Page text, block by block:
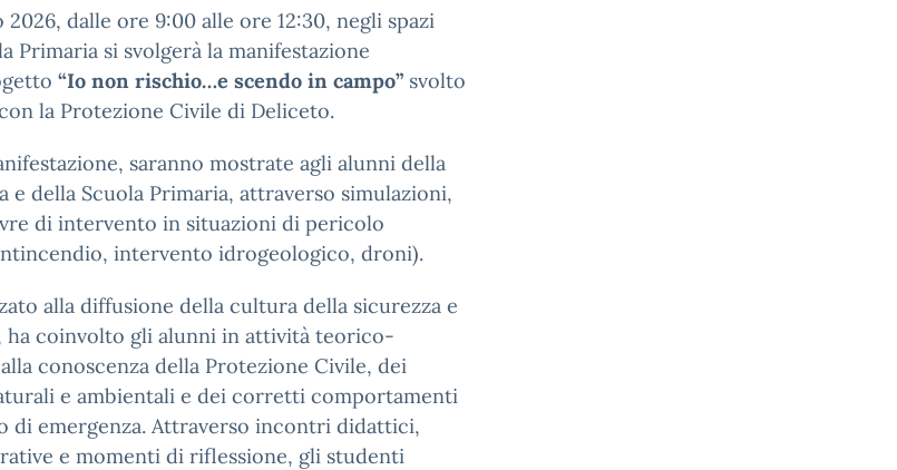
2026, dalle ore 9:00 alle ore 12:30, negli spazi
Primaria si svolgerà la manifestazione
“Io non rischio…e scendo in campo” svolto
la Protezione Civile di Deliceto.
saranno mostrate agli alunni della
e della Scuola Primaria, attraverso simulazioni,
di intervento in situazioni di pericolo
intervento idrogeologico, droni).
alla diffusione della cultura della sicurezza e
ha coinvolto gli alunni in attività teorico-
conoscenza della Protezione Civile, dei
e ambientali e dei corretti comportamenti
di emergenza. Attraverso incontri didattici,
e momenti di riflessione, gli studenti